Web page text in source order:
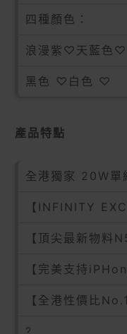
四種顏色：
浪漫紫♡天藍色♡
黑色 ♡白色 ♡
產品特點
全港獨家 20W單
【INFINITY
【頂尖最新物料
【完美支持
【全港性價比No.1
?